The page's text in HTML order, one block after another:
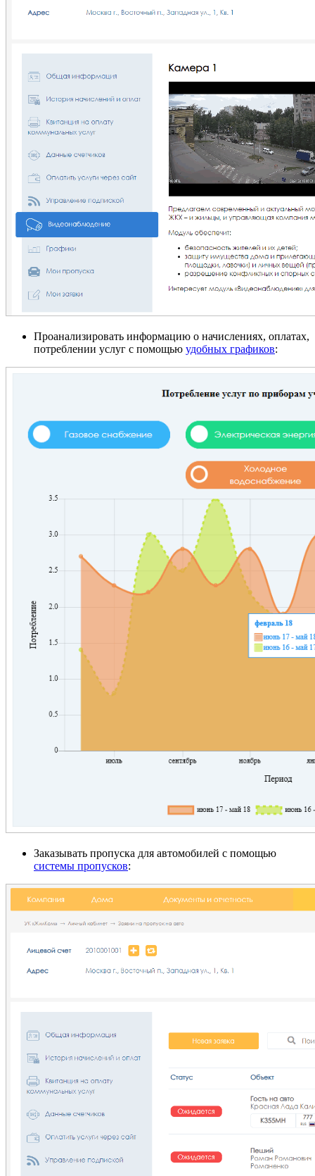
Проанализировать информацию о начислениях, оплатах,
потреблении услуг с помощью удобных графиков:
Заказывать пропуска для автомобилей с помощью
системы пропусков: